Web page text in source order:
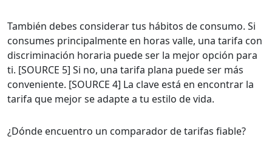
También debes considerar tus hábitos de consumo. Si
consumes principalmente en horas valle, una tarifa con
discriminación horaria puede ser la mejor opción para
ti. [SOURCE 5] Si no, una tarifa plana puede ser más
conveniente. [SOURCE 4] La clave está en encontrar la
tarifa que mejor se adapte a tu estilo de vida.
¿Dónde encuentro un comparador de tarifas fiable?